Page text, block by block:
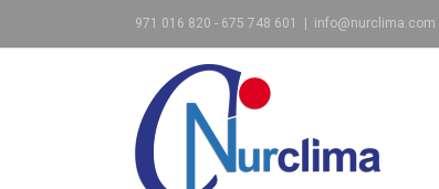
971 016 820 - 675 748 601 info@nurclima.com